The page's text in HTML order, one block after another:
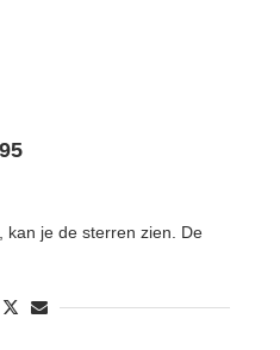
kan je de sterren zien. De